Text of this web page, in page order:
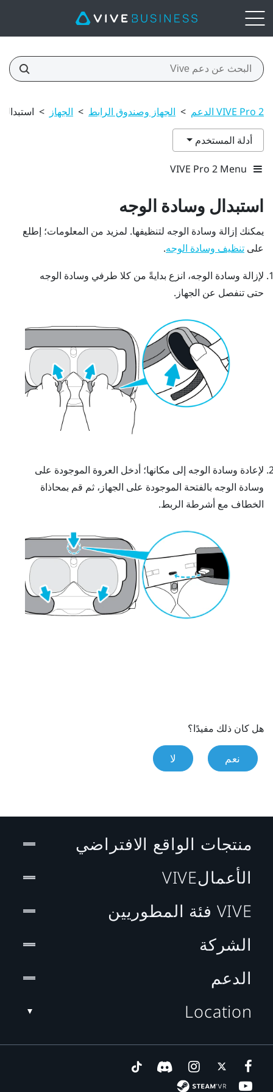
VIVE Pro 2 الدعم > الجهاز وصندوق الرابط > الجهاز >
أدلة المستخدم
VIVE Pro 2 Menu
استبدال وسادة الوجه
يمكنك إزالة وسادة الوجه لتنظيفها. لمزيد من المعلومات؛ إطلع
على تنظيف وسادة الوجه.
لإزالة وسادة الوجه، انزع بدايةً من كلا طرفي وسادة الوجه
حتى تنفصل عن الجهاز.
لإعادة وسادة الوجه إلى مكانها؛ أدخل العروة الموجودة على
وسادة الوجه بالفتحة الموجودة على الجهاز، ثم قم بمحاذاة
الخطاف مع أشرطة الربط.
هل كان ذلك مفيدًا؟
نعم لا
منتجات الواقع الافتراضي
الأعمالVIVE
VIVE فئة المطوريين
الشركة
الدعم
Location